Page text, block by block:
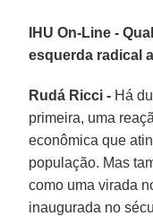
IHU On-Line -
esquerda radical
Rudá Ricci - Há
primeira, uma
econômica que
população. Mas
como uma virada
inaugurada no